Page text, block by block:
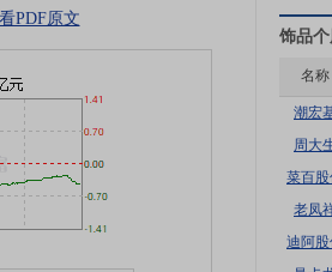
PDF原文
饰品
名称
潮宏
周大
菜百
老凤
迪阿